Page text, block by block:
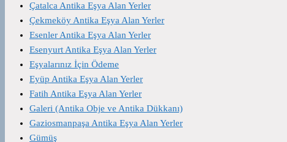
Çatalca Antika Eşya Alan Yerler
Çekmeköy Antika Eşya Alan Yerler
Esenler Antika Eşya Alan Yerler
Esenyurt Antika Eşya Alan Yerler
Eşyalarınız İçin Ödeme
Eyüp Antika Eşya Alan Yerler
Fatih Antika Eşya Alan Yerler
Galeri (Antika Obje ve Antika Dükkanı)
Gaziosmanpaşa Antika Eşya Alan Yerler
Gümüş